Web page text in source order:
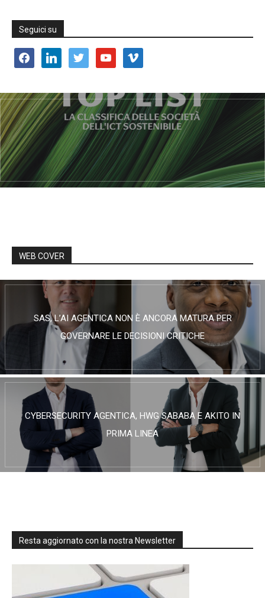
Seguici su
facebooklinkedin twitter youtube vimeo
WEB COVER
SAS, L’AI AGENTICA NON È ANCORA MATURA PER
GOVERNARE LE DECISIONI CRITICHE
CYBERSECURITY AGENTICA, HWG SABABA E AKITO IN
PRIMA LINEA
Resta aggiornato con la nostra Newsletter